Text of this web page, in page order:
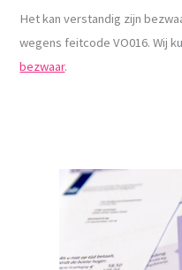
Het kan verstandig zijn
wegens feitcode VO016. Wij
bezwaar.